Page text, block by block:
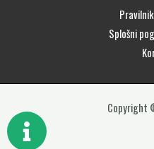
Splošni
Copyright